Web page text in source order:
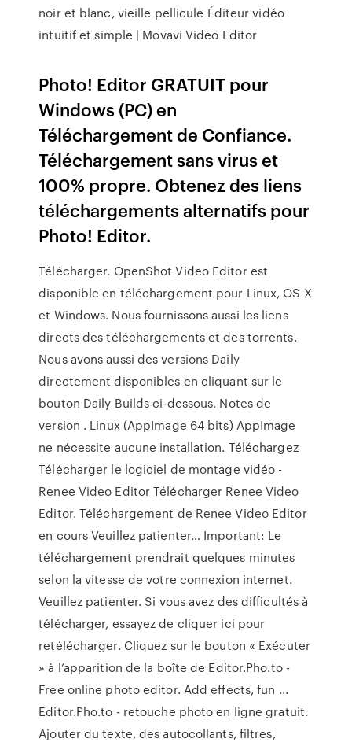
noir et blanc, vieille pellicule Éditeur vidéo
intuitif et simple | Movavi Video Editor
Photo! Editor GRATUIT pour
Windows (PC) en
Téléchargement de Confiance.
Téléchargement sans virus et
100% propre. Obtenez des liens
téléchargements alternatifs pour
Photo! Editor.
Télécharger. OpenShot Video Editor est
disponible en téléchargement pour Linux, OS X
et Windows. Nous fournissons aussi les liens
directs des téléchargements et des torrents.
Nous avons aussi des versions Daily
directement disponibles en cliquant sur le
bouton Daily Builds ci-dessous. Notes de
version . Linux (AppImage 64 bits) AppImage
ne nécessite aucune installation. Téléchargez
Télécharger le logiciel de montage vidéo -
Renee Video Editor Télécharger Renee Video
Editor. Téléchargement de Renee Video Editor
en cours Veuillez patienter… Important: Le
téléchargement prendrait quelques minutes
selon la vitesse de votre connexion internet.
Veuillez patienter. Si vous avez des difficultés à
télécharger, essayez de cliquer ici pour
retélécharger. Cliquez sur le bouton « Exécuter
» à l’apparition de la boîte de Editor.Pho.to -
Free online photo editor. Add effects, fun ...
Editor.Pho.to - retouche photo en ligne gratuit.
Ajouter du texte, des autocollants, filtres,